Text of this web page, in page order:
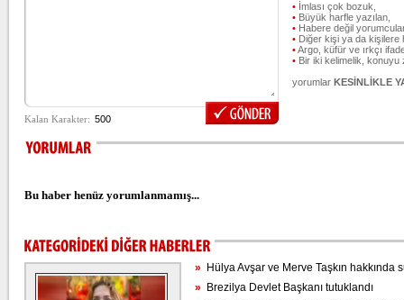
• İmlası çok bozuk,
• Büyük harfle yazılan,
• Habere değil
• Diğer kişi ya da kişilere
•Argo, küfür ve ırkçı
• Bir iki kelimelik, konuyu
yorumlar KESİNLİKLE
Bu haber henüz yorumlanmamış...
» Hülya Avşar ve Merve Taşkın hakkında
» Brezilya Devlet Başkanı tutuklandı